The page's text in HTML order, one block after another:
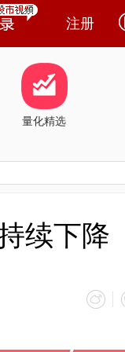
注册
量化精选
续下降